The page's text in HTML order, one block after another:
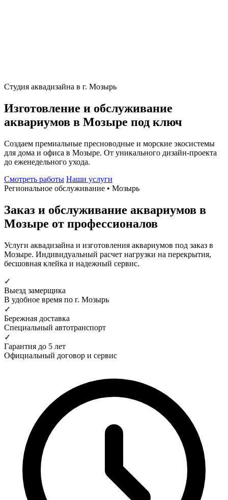
Студия аквадизайна в г. Мозырь
Изготовление и обслуживание
аквариумов в Мозыре под ключ
Создаем премиальные пресноводные и морские экосистемы
для дома и офиса в Мозыре. От уникального дизайн-проекта
до еженедельного ухода.
Смотреть работы Наши услуги
Региональное обслуживание • Мозырь
Заказ и обслуживание аквариумов в
Мозыре от профессионалов
Услуги аквадизайна и изготовления аквариумов под заказ в
Мозыре. Индивидуальный расчет нагрузки на перекрытия,
бесшовная клейка и надежный сервис.
✓
Выезд замерщика
В удобное время по г. Мозырь
✓
Бережная доставка
Специальный автотранспорт
✓
Гарантия до 5 лет
Официальный договор и сервис